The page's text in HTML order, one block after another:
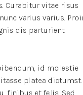
Curabitur vitae risus
varius varius.
dis parturient
id molestie
platea dictumst.
finibus et felis. Sed